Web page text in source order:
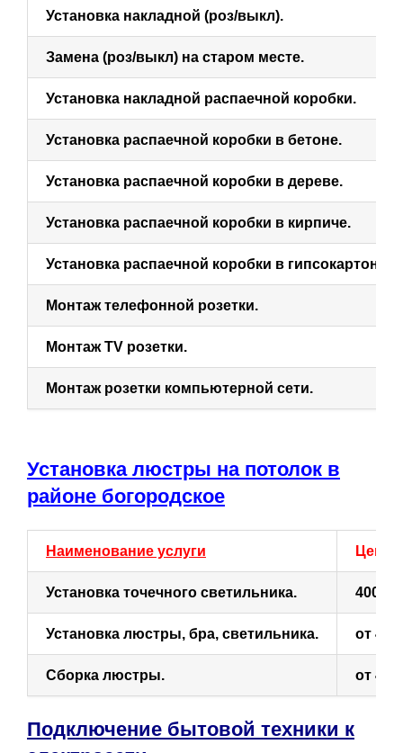
Установка накладной (роз/выкл).
Замена (роз/выкл) на старом месте.
Установка накладной распаечной коробки.
Установка распаечной коробки в бетоне.
Установка распаечной коробки в дереве.
Установка распаечной коробки в кирпиче.
Установка распаечной коробки в гипсокартон.
Монтаж телефонной розетки.
Монтаж TV розетки.
Монтаж розетки компьютерной сети.
Установка люстры на потолок в
районе богородское
Наименование услуги Цена
Установка точечного светильника. 400
Установка люстры, бра, светильника. от 400
Сборка люстры. от 400
Подключение бытовой техники к